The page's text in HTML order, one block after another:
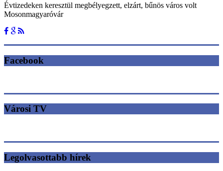
Évtizedeken keresztül megbélyegzett, elzárt, bűnös város volt
Mosonmagyaróvár
Facebook
Városi TV
Legolvasottabb hírek